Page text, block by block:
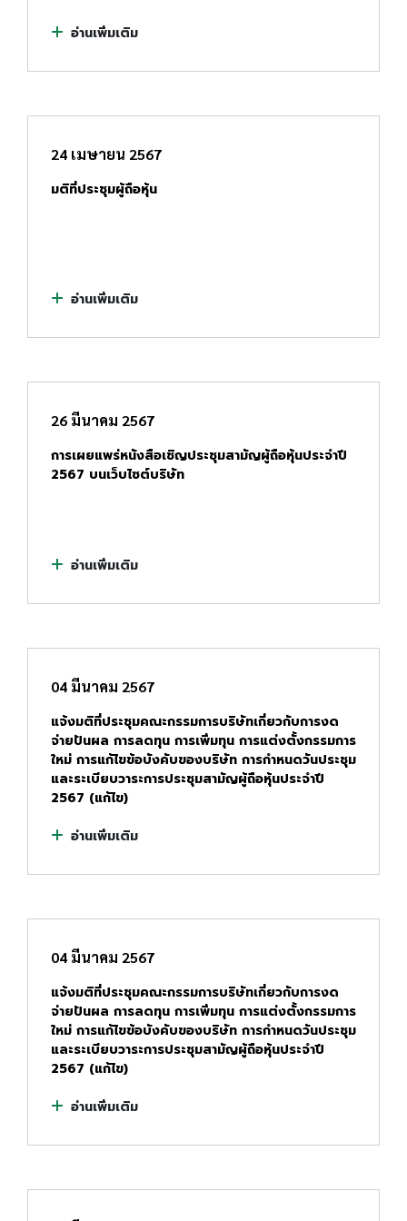
อ่านเพิ่มเติม
24 เมษายน 2567
มติที่ประชุมผู้ถือหุ้น
อ่านเพิ่มเติม
26 มีนาคม 2567
การเผยแพร่หนังสือเชิญประชุมสามัญผู้ถือหุ้นประจำปี
2567 บนเว็บไซต์บริษัท
อ่านเพิ่มเติม
04 มีนาคม 2567
แจ้งมติที่ประชุมคณะกรรมการบริษัทเกี่ยวกับการงด
จ่ายปันผล การลดทุน การเพิ่มทุน การแต่งตั้งกรรมการ
ใหม่ การแก้ไขข้อบังคับของบริษัท การกำหนดวันประชุม
และระเบียบวาระการประชุมสามัญผู้ถือหุ้นประจำปี
2567 (แก้ไข)
อ่านเพิ่มเติม
04 มีนาคม 2567
แจ้งมติที่ประชุมคณะกรรมการบริษัทเกี่ยวกับการงด
จ่ายปันผล การลดทุน การเพิ่มทุน การแต่งตั้งกรรมการ
ใหม่ การแก้ไขข้อบังคับของบริษัท การกำหนดวันประชุม
และระเบียบวาระการประชุมสามัญผู้ถือหุ้นประจำปี
2567 (แก้ไข)
อ่านเพิ่มเติม